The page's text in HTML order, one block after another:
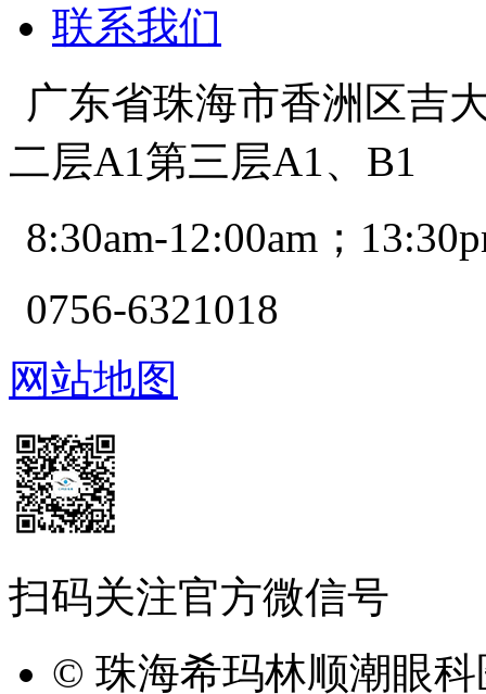
联系我们
广东省珠海市香洲区吉
二层A1第三层A1、B1
8:30am-12:00am；
0756-6321018
网站地图
扫码关注官方微信号
© 珠海希玛林顺潮眼